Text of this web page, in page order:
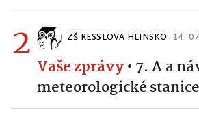
2 ZŠ RESSLOVA HLINSKO 14.
Vaše zprávy• 7. A a
meteorologické stanice